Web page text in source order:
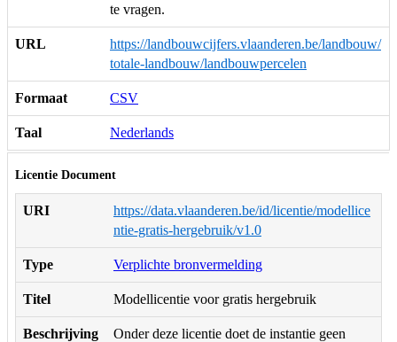
te vragen.
URL
https://landbouwcijfers.vlaanderen.be/landbouw/
totale-landbouw/landbouwpercelen
Formaat CSV
Taal Nederlands
Licentie Document
URI
https://data.vlaanderen.be/id/licentie/modellice
ntie-gratis-hergebruik/v1.0
Type Verplichte bronvermelding
Titel Modellicentie voor gratis hergebruik
Beschrijving
Onder deze licentie doet de instantie geen